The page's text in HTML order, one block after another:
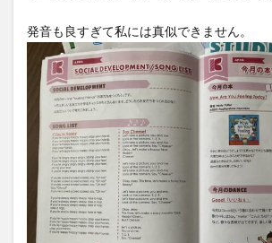
発音も良すぎて私には真似できません。